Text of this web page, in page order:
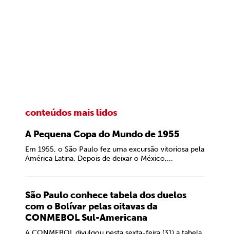
conteúdos mais lidos
A Pequena Copa do Mundo de 1955
Em 1955, o São Paulo fez uma excursão vitoriosa pela
América Latina. Depois de deixar o México,...
São Paulo conhece tabela dos duelos
com o Bolívar pelas oitavas da
CONMEBOL Sul-Americana